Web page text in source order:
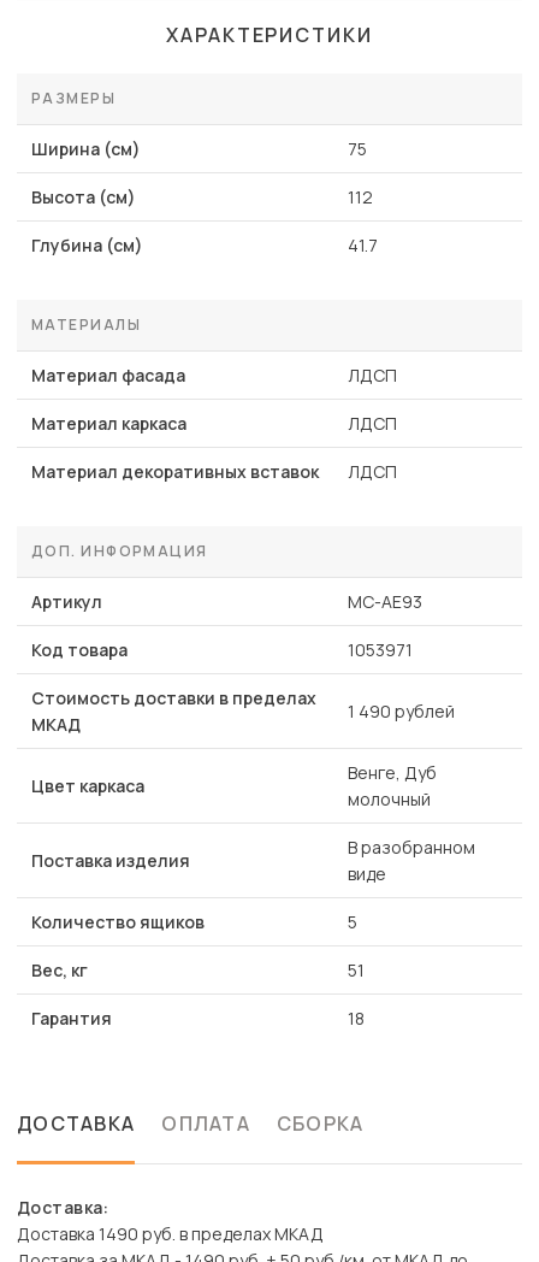
ХАРАКТЕРИСТИКИ
РАЗМЕРЫ
Ширина (см) 75
Высота (см) 112
Глубина (см) 41.7
МАТЕРИАЛЫ
Материал фасада ЛДСП
Материал каркаса ЛДСП
Материал декоративных вставок ЛДСП
ДОП. ИНФОРМАЦИЯ
Артикул МС-АЕ93
Код товара 1053971
Стоимость доставки в пределах
МКАД
1 490 рублей
Цвет каркаса
Венге, Дуб
молочный
Поставка изделия
В разобранном
виде
Количество ящиков 5
Вес, кг 51
Гарантия 18
ДОСТАВКА ОПЛАТА СБОРКА
Доставка:
Доставка 1490 руб. в пределах МКАД